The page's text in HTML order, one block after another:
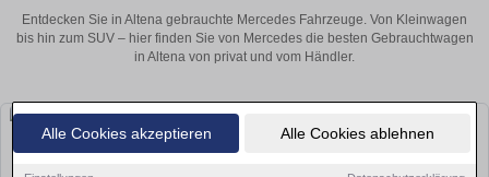
Alle Cookies akzeptieren Alle Cookies ablehnen
Entdecken Sie in Altena gebrauchte Mercedes Fahrzeuge. Von Kleinwagen
bis hin zum SUV – hier finden Sie von Mercedes die besten Gebrauchtwagen
in Altena von privat und vom Händler.